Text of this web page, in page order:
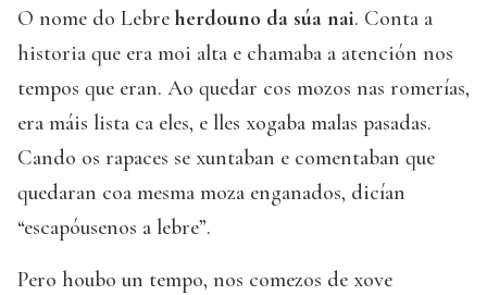
O nome do Lebre herdouno da súa nai. Conta a
historia que era moi alta e chamaba a atención nos
tempos que eran. Ao quedar cos mozos nas romerías,
era máis lista ca eles, e lles xogaba malas pasadas.
Cando os rapaces se xuntaban e comentaban que
quedaran coa mesma moza enganados, dicían
“escapóusenos a lebre”.
Pero houbo un tempo, nos comezos de xove